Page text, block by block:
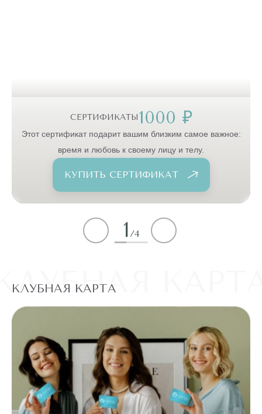
СЕРТИФИКАТЫ1000 ₽
Этот сертификат подарит вашим близким самое важное:
время и любовь к своему лицу и телу.
КУПИТЬ СЕРТИФИКАТ
1/4
КЛУБНАЯ КАРТА